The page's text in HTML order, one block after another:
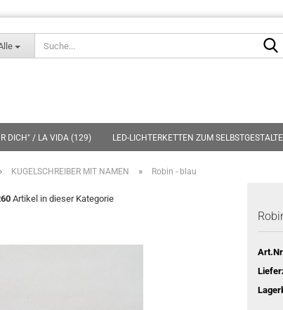
DICH" / LA VIDA (129) LED-LICHTERKETTEN ZUM
KUGELSCHREIBER MIT NAMEN » Robin - blau
Artikel in dieser Kategorie